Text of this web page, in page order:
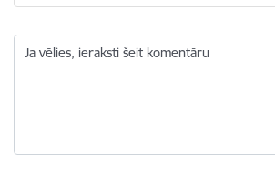
Ja vēlies, ieraksti šeit komentāru